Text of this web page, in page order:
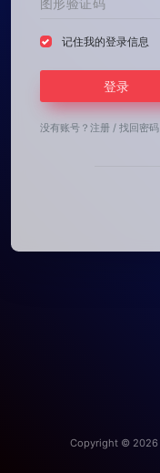
记住我的登录信息
登录
没有账号？ 注册 / 找回密码
Copyright © 2026